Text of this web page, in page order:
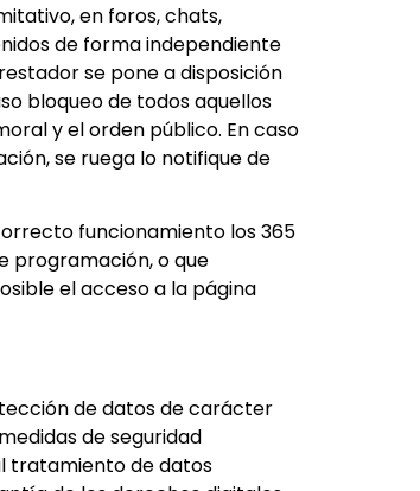
en foros, chats,
de forma independiente
se pone a disposición
bloqueo de todos aquellos
y el orden público. En caso
se ruega lo notifique de
funcionamiento los 365
programación, o que
el acceso a la página
de datos de carácter
de seguridad
tratamiento de datos